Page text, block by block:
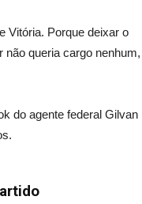
Vitória. Porque deixar o
não queria cargo nenhum,
do agente federal Gilvan